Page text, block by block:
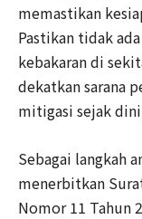
memastikan
Pastikan tidak
kebakaran di
dekatkan sarana
mitigasi sejak
Sebagai langkah
menerbitkan
Nomor 11 Tahun